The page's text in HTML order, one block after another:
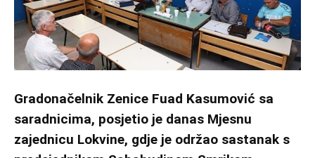
Gradonačelnik Zenice Fuad Kasumović sa
saradnicima, posjetio je danas Mjesnu
zajednicu Lokvine, gdje je održao sastanak s